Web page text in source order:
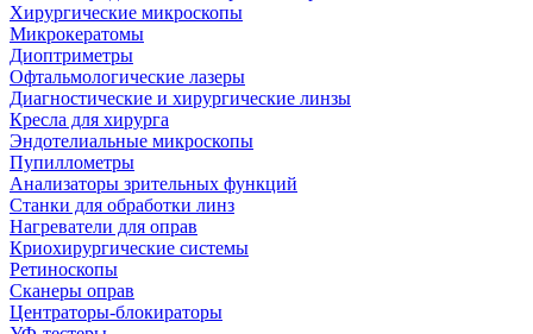
Хирургические микроскопы
Микрокератомы
Диоптриметры
Офтальмологические лазеры
Диагностические и хирургические линзы
Кресла для хирурга
Эндотелиальные микроскопы
Пупиллометры
Анализаторы зрительных функций
Станки для обработки линз
Нагреватели для оправ
Криохирургические системы
Ретиноскопы
Сканеры оправ
Центраторы-блокираторы